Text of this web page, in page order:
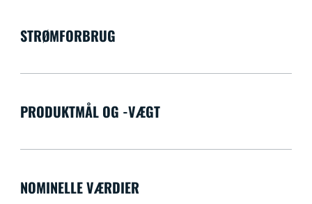
STRØMFORBRUG
PRODUKTMÅL OG -VÆGT
NOMINELLE VÆRDIER